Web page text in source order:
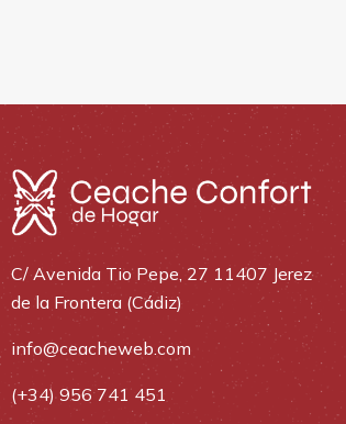
C/ Avenida Tio Pepe, 27 11407 Jerez
de la Frontera (Cádiz)
info@ceacheweb.com
(+34) 956 741 451